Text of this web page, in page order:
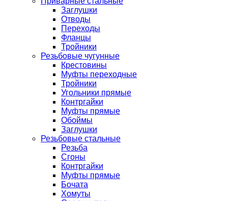
Заглушки
Отводы
Переходы
Фланцы
Тройники
Резьбовые чугунные
Крестовины
Муфты переходные
Тройники
Угольники прямые
Контргайки
Муфты прямые
Обоймы
Заглушки
Резьбовые стальные
Резьба
Сгоны
Контргайки
Муфты прямые
Бочата
Хомуты